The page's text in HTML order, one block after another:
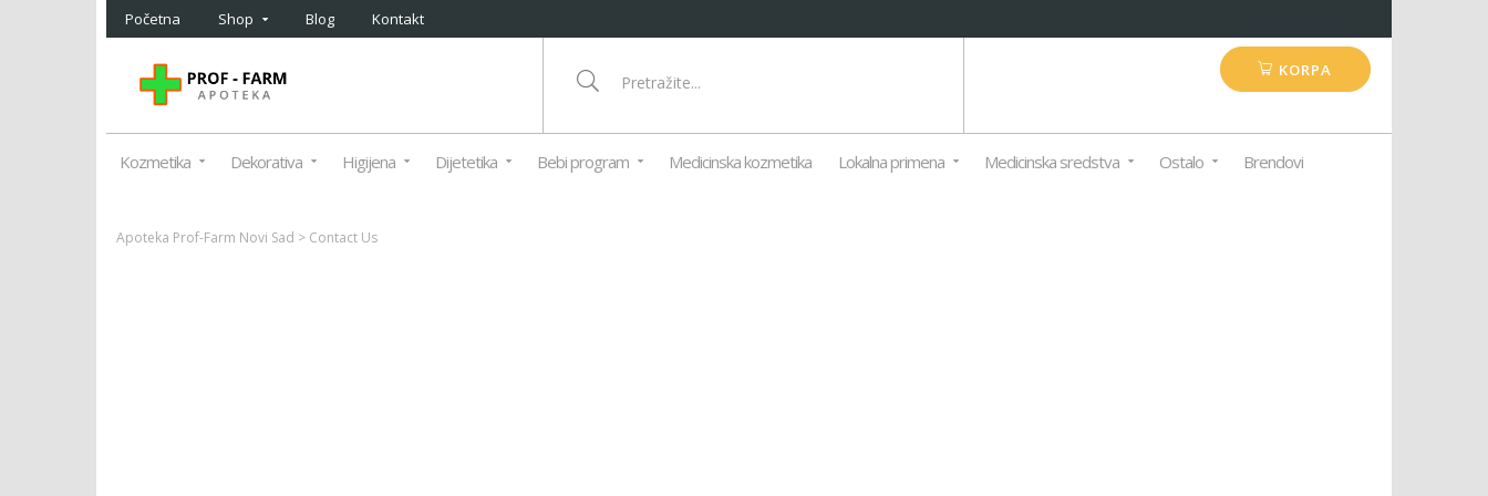
Početna Shop Blog Kontakt
KORPA
Kozmetika Dekorativa Higijena Dijetetika Bebi program Medicinska kozmetika Lokalna primena Medicinska sredstva Ostalo Brendovi
Apoteka Prof-Farm Novi Sad > Contact Us